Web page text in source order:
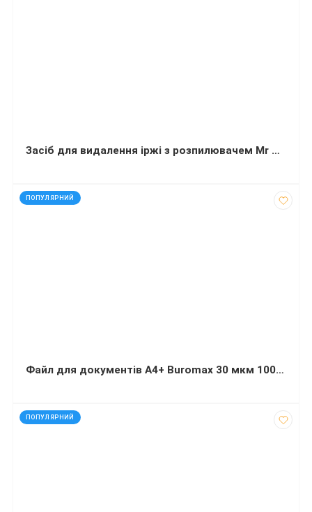
Засіб для видалення іржі з розпилювачем Mr Muscle 600 мілілітрів
ПОПУЛЯРНИЙ
код: 91870
Файл для документів А4+ Buromax 30 мкм 100 штук
ПОПУЛЯРНИЙ
код: 4393